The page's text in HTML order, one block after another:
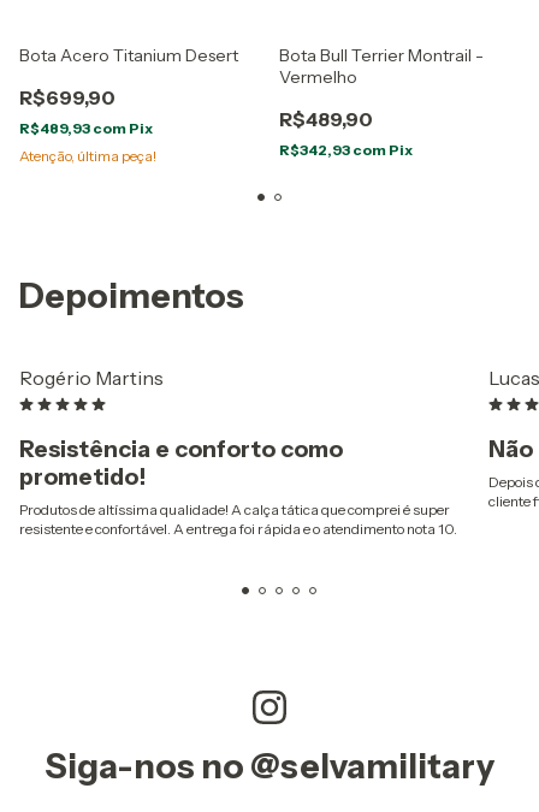
Bota Acero Titanium Desert
R$699,90
R$489,93 com Pix
Atenção, última peça!
Bota Bull Terrier Montrail -
Vermelho
R$489,90
R$342,93 com Pix
Depoimentos
Rogério Martins
Resistência e conforto como
prometido!
Produtos de altíssima qualidade! A calça tática que comprei é super
resistente e confortável. A entrega foi rápida e o atendimento nota 10.
Depois
cliente
Siga-nos no @selvamilitary